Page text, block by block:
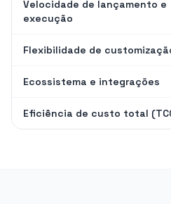
Velocidade de lançamento e
execução
Flexibilidade de
Ecossistema e integrações
Eficiência de custo total